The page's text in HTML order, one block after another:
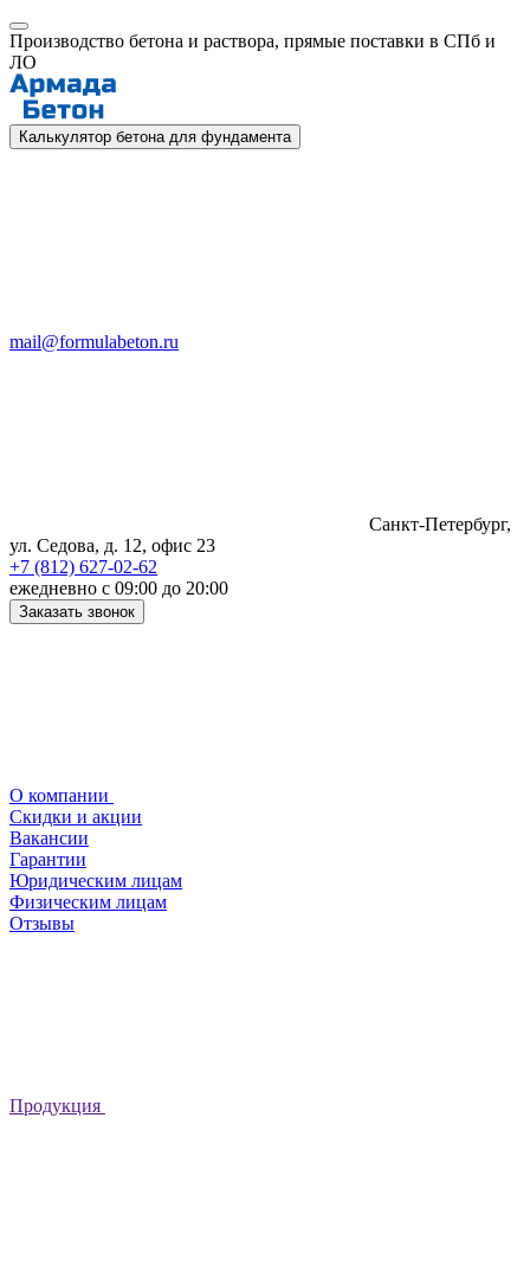
Производство бетона и раствора, прямые поставки в СПб и
ЛО
Калькулятор бетона для фундамента
mail@formulabeton.ru
Санкт-Петербург,
ул. Седова, д. 12, офис 23
+7 (812) 627-02-62
ежедневно с 09:00 до 20:00
Заказать звонок
О компании
Скидки и акции
Вакансии
Гарантии
Юридическим лицам
Физическим лицам
Отзывы
Продукция